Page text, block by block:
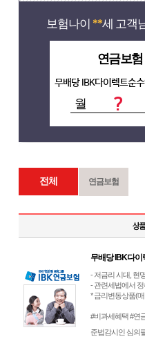
보험나이 **세 고객
연금보험
월 ?
전체 연금보험
무배당 IBK다
- 저금리 시대, 현
- 관련세법에서
* 금리변동상품(
#비과세혜택 #연
준법감시인 심의